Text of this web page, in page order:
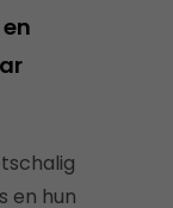
en hun